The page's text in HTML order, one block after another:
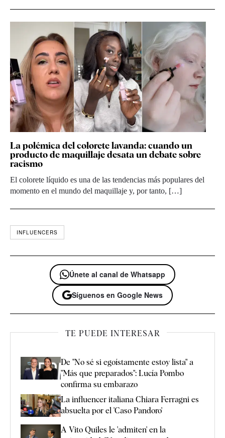
La polémica del colorete lavanda: cuando un
producto de maquillaje desata un debate sobre
racismo
El colorete líquido es una de las tendencias más populares del
momento en el mundo del maquillaje y, por tanto, […]
INFLUENCERS
Únete al canal de Whatsapp
Síguenos en Google News
TE PUEDE INTERESAR
De "No sé si egoístamente estoy lista" a
"Más que preparados": Lucía Pombo
confirma su embarazo
La influencer italiana Chiara Ferragni es
absuelta por el 'Caso Pandoro'
A Vito Quiles le 'admiten' en la